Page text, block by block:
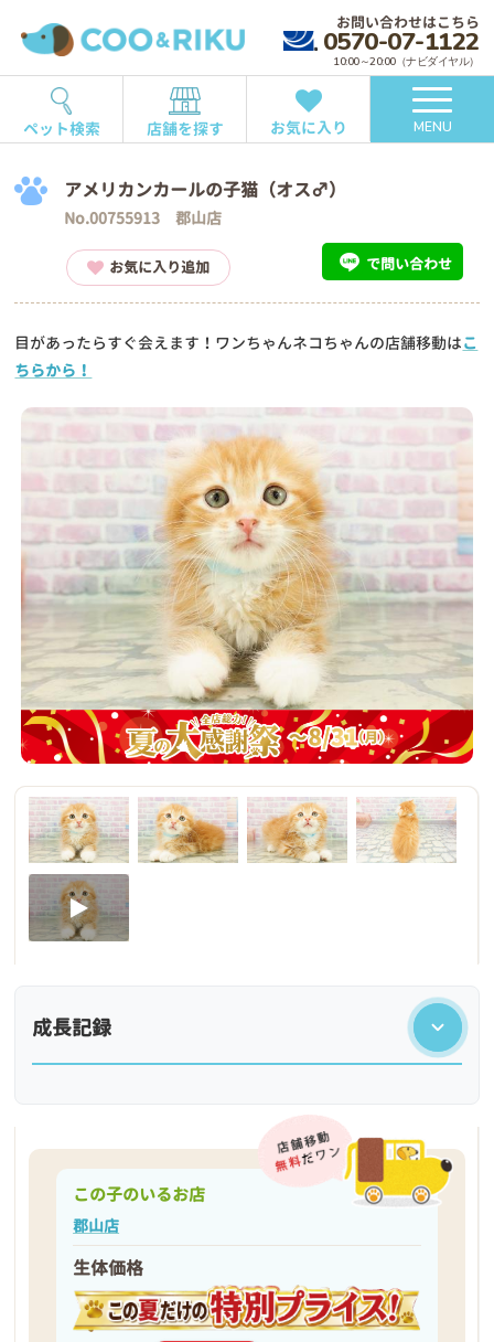
お問い合わせはこちら
0570-07-1122
10:00～20:00（ナビダイヤル）
ペット検索 店舗を探す お気に入り MENU
アメリカンカールの子猫（オス♂）
No.00755913 郡山店
お気に入り追加 で問い合わせ
目があったらすぐ会えます！ワンちゃんネコちゃんの店舗移動はこ
ちらから！
成長記録
この子のいるお店
郡山店
生体価格